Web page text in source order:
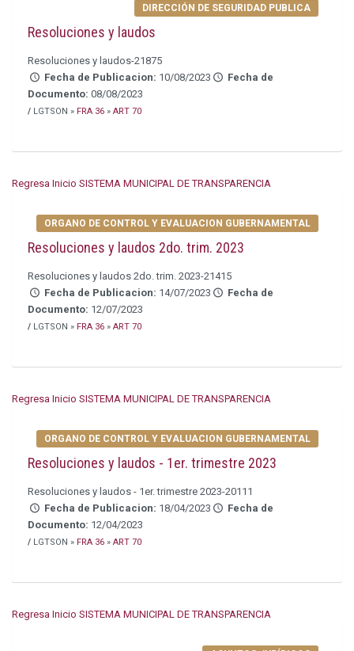
DIRECCIÓN DE SEGURIDAD PUBLICA
Resoluciones y laudos
Resoluciones y laudos-21875
Fecha de Publicacion: 10/08/2023
Fecha de
Documento: 08/08/2023
/ LGTSON » FRA 36 » ART 70
Regresa Inicio SISTEMA MUNICIPAL DE TRANSPARENCIA
ORGANO DE CONTROL Y EVALUACION GUBERNAMENTAL
Resoluciones y laudos 2do. trim. 2023
Resoluciones y laudos 2do. trim. 2023-21415
Fecha de Publicacion: 14/07/2023
Fecha de
Documento: 12/07/2023
/ LGTSON » FRA 36 » ART 70
Regresa Inicio SISTEMA MUNICIPAL DE TRANSPARENCIA
ORGANO DE CONTROL Y EVALUACION GUBERNAMENTAL
Resoluciones y laudos - 1er. trimestre 2023
Resoluciones y laudos - 1er. trimestre 2023-20111
Fecha de Publicacion: 18/04/2023
Fecha de
Documento: 12/04/2023
/ LGTSON » FRA 36 » ART 70
Regresa Inicio SISTEMA MUNICIPAL DE TRANSPARENCIA